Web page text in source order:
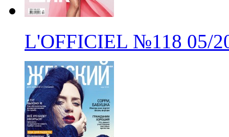
L'OFFICIEL №118 05/